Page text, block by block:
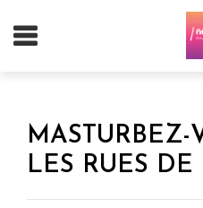
MASTURBEZ-
LES RUES